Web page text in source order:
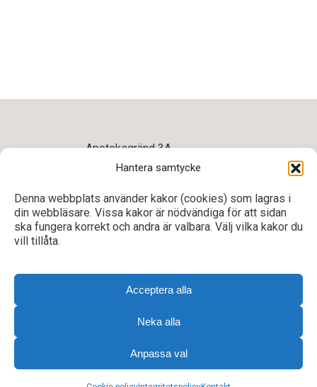
Hantera samtycke
Denna webbplats använder kakor (cookies) som lagras i
din webbläsare. Vissa kakor är nödvändiga för att sidan
ska fungera korrekt och andra är valbara. Välj vilka kakor du
vill tillåta.
Acceptera alla
Neka alla
Anpassa val
Apoteksgränd 3A
575 31 Eksjö
jonkopingslan@dhr.se
Telefon/Fax: 0381-162 82
Till toppen
Integritetspolicy
Cookie Policy